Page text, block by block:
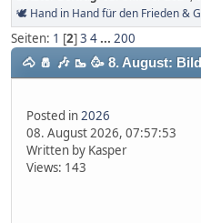
🕊 Hand in Hand für den Frieden &
Seiten: 1 [2]3 4 ... 200
🐴 🧂 🎶 🥾 🥳 8. August:
Posted in2026
08. August 2026, 07:57:53
Written by Kasper
Views: 143